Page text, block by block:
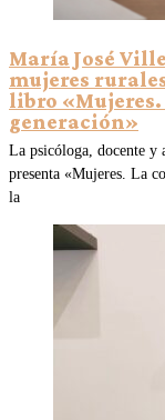
María José
mujeres
libro
generación»
La psicóloga, docente y
presenta «Mujeres. La
la